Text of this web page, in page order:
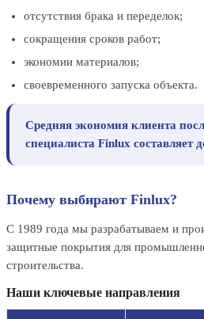
отсутствия брака и переделок;
сокращения сроков работ;
экономии материалов;
своевременного запуска объекта.
Средняя экономия клиента
специалиста Finlux составляет
Почему выбирают Finlux?
С 1989 года мы разрабатываем и
защитные покрытия для
строительства.
Наши ключевые направления